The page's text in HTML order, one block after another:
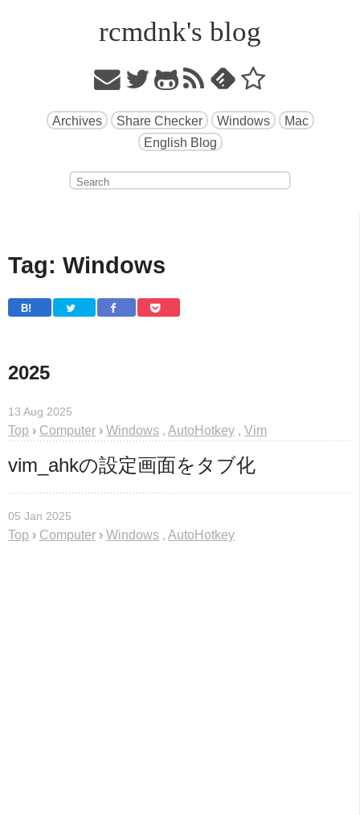
rcmdnk's blog
Archives Share Checker Windows
Mac
English Blog
Tag: Windows
B!
2025
13 Aug 2025
Top › Computer › Windows , AutoHotkey , Vim
vim_ahkの設定画面をタブ化
05 Jan 2025
Top › Computer › Windows , AutoHotkey